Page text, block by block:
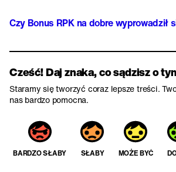
Czy Bonus RPK na dobre wyprowadził
Cześć! Daj znaka, co sądzisz o
Staramy się tworzyć coraz lepsze treści.
nas bardzo pomocna.
BARDZO SŁABY SŁABY MOŻE BYĆ